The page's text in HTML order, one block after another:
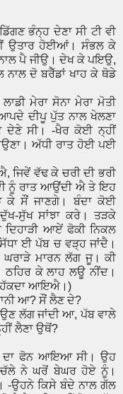
ਭੰਨ੍ਹ ਦੇਣਾ ਸੀ ਟੀ ਵੀ
ਉਤਾਰ ਹੋਈਆਂ। ਸੰਭਲ ਕੇ
ਪੈ ਜੀਉ। ਦੇਖ ਕੇ ਪਇਉ,
ਨਾਲ ਦੋ ਬਰੈੱਡਾਂ ਖਾਹ ਕੇ ਥੋਡੇ
ਮੇਰਾ ਸੋਨਾ ਮੇਰਾ ਮੋਤੀ
ਦੀਪੂ ਪੁੱਤ ਨਾਲ ਖੇਲਣਾ
ਦੇਣੇ ਸੀ। -ਖੈਰ ਕੋਈ ਨ੍ਹੀਂ
ਅੱਧੀ ਰਾਤ ਹੋਈ ਪਈ
ਜਿਵੇਂ ਵੱਢ ਕੇ ਚਰੀ ਦੀ ਭਰੀ
ਨੂੰ ਰਾਤ ਆਉਂਦੀ ਐ ਤੇ ਇਹ
ਕੇ ਸੌਂ ਜਾਣਗੇ। ਬੰਦਾ ਕੋਈ
ਸੁੱਖ ਸਾਂਝਾ ਕਰੇ। ਤੜਕੇ
ਆਏਂ ਫੋਕੀ ਨਿਕਲ
ਈ ਪੱਬ ਚ ਵੜ੍ਹ ਜਾਂਦੈ।
ਮਾਰਨ ਲੱਗ ਜੂ। ਕੀ
ਕੇ ਲਾਹ ਲਊ ਨੀਂਦ।
ਹੱਕਦਾ ਆਇਐ।)
ਆ? ਸੌਂ ਲੈਣ ਦੇ?
ਲੱਗ ਜਾਂਦੀ ਆ, ਪੱਬ ਵਾਲੇ
ਲੈਣਾ ਉਥੋਂ?
ਦਾ ਫੋਨ ਆਇਆ ਸੀ। ਉਹ
ਨੇ ਘਰੋਂ ਬੇਘਰ ਹੋਏ ਨੂੰ।
-ਉਹਨੇ ਕਿਸੇ ਬੰਦੇ ਨਾਲ ਗੱਲ